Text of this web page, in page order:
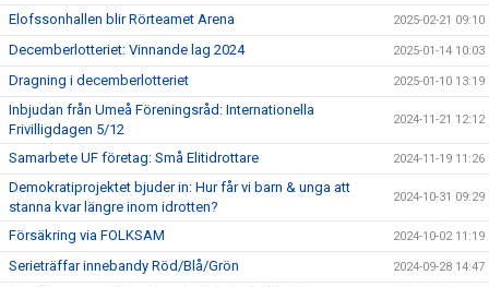
Elofssonhallen blir Rörteamet Arena 2025-02-21 09:10
Decemberlotteriet: Vinnande lag 2024 2025-01-14 10:03
Dragning i decemberlotteriet 2025-01-10 13:19
Inbjudan från Umeå Föreningsråd: Internationella
Frivilligdagen 5/12
2024-11-21 12:12
Samarbete UF företag: Små Elitidrottare 2024-11-19 11:26
Demokratiprojektet bjuder in: Hur får vi barn & unga att
stanna kvar längre inom idrotten?
2024-10-31 09:29
Försäkring via FOLKSAM 2024-10-02 11:19
Serieträffar innebandy Röd/Blå/Grön 2024-09-28 14:47